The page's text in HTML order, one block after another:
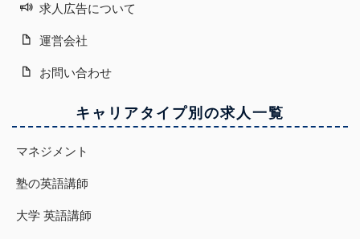
求人広告について
運営会社
お問い合わせ
キャリアタイプ別の求人一覧
マネジメント
塾の英語講師
大学 英語講師